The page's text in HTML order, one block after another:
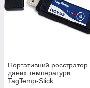
Портативний реєстратор
даних температури
TagTemp-Stick